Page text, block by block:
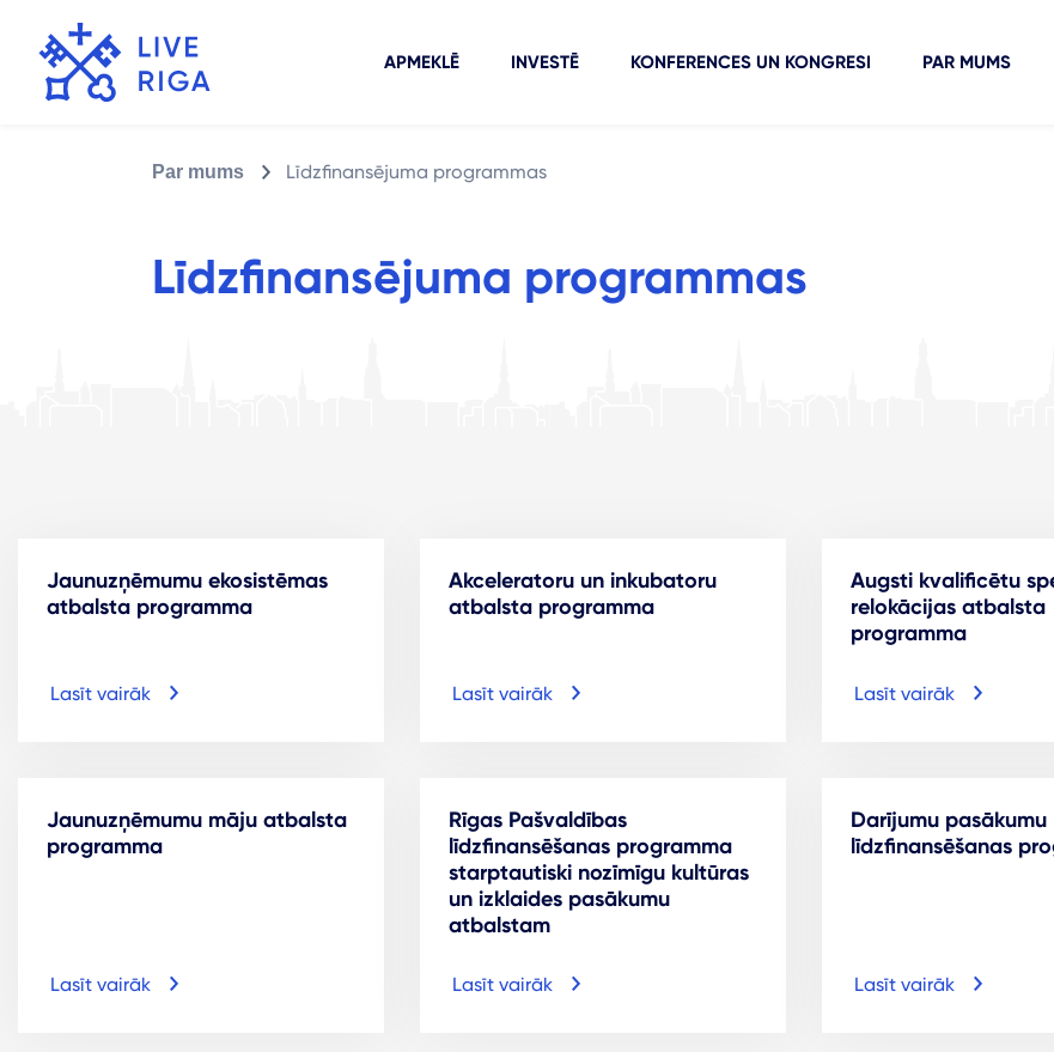
APMEKLĒ INVESTĒ KONFERENCES UN KONGRESI PAR MUMS
Par mums Līdzfinansējuma programmas
Līdzfinansējuma programmas
Jaunuzņēmumu ekosistēmas
atbalsta programma
Lasīt vairāk
Akceleratoru un inkubatoru
atbalsta programma
Lasīt vairāk
Augsti kvalificētu
relokācijas atbalsta
programma
Lasīt vairāk
Jaunuzņēmumu māju atbalsta
programma
Lasīt vairāk
Rīgas Pašvaldības
līdzfinansēšanas programma
starptautiski nozīmīgu kultūras
un izklaides pasākumu
atbalstam
Lasīt vairāk
Darījumu pasākumu
līdzfinansēšanas
Lasīt vairāk